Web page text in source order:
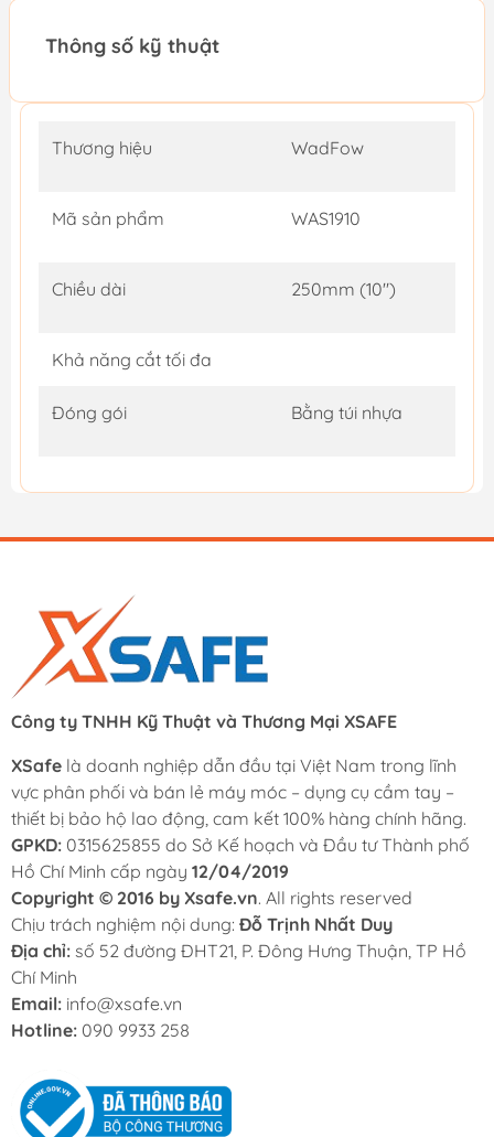
Thông số kỹ thuật
Thương hiệu WadFow
Mã sản phẩm WAS1910
Chiều dài 250mm (10")
Khả năng cắt tối đa
Đóng gói Bằng túi nhựa
Công ty TNHH Kỹ Thuật và Thương Mại XSAFE
XSafe là doanh nghiệp dẫn đầu tại Việt Nam trong lĩnh
vực phân phối và bán lẻ máy móc – dụng cụ cầm tay –
thiết bị bảo hộ lao động, cam kết 100% hàng chính hãng.
GPKD: 0315625855 do Sở Kế hoạch và Đầu tư Thành phố
Hồ Chí Minh cấp ngày 12/04/2019
Copyright © 2016 by Xsafe.vn. All rights reserved
Chịu trách nghiệm nội dung: Đỗ Trịnh Nhất Duy
Địa chỉ: số 52 đường ĐHT21, P. Đông Hưng Thuận, TP Hồ
Chí Minh
Email: info@xsafe.vn
Hotline: 090 9933 258